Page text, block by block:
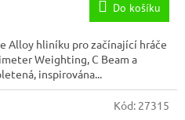
Do košíku
Alloy hliníku pro začínající hráče
Weighting, C Beam a
inspirována...
Kód: 27315